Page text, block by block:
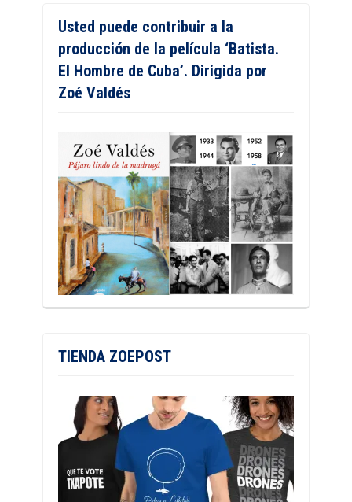
Usted puede contribuir a la
producción de la película ‘Batista.
El Hombre de Cuba’. Dirigida por
Zoé Valdés
TIENDA ZOEPOST